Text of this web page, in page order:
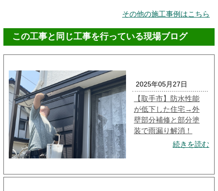
その他の施工事例はこちら
この工事と同じ工事を行っている現場ブログ
2025年05月27日
【取手市】防水性能
が低下した住宅→外
壁部分補修と部分塗
装で雨漏り解消！
続きを読む